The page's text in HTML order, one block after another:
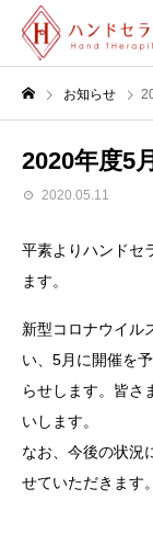
お知らせ
2020年度5
2020.05.11
平素よりハンドセ
ます。
新型コロナウイル
い、5月に開催を
らせします。皆さ
いします。
なお、今後の状況
せていただきます。